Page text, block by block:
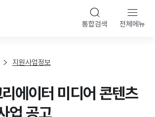
통합검색 전체메뉴
지원사업정보
에이터 미디어 콘텐츠
업 공고